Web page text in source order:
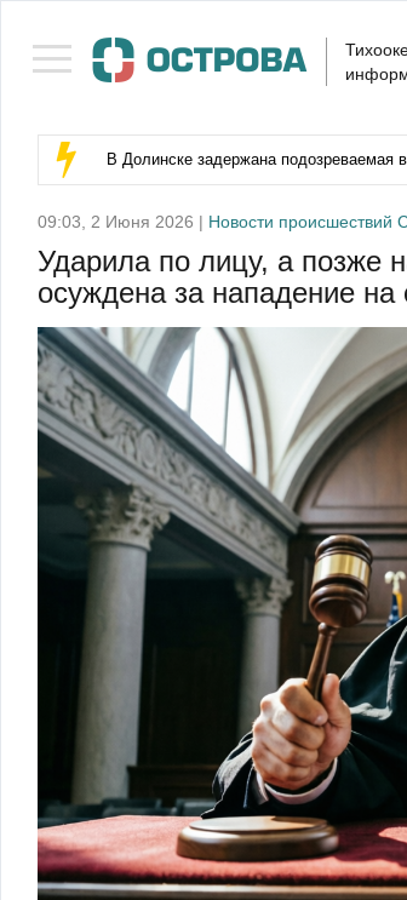
В Долинске задержана подозреваемая
09:03, 2 Июня 2026 | Новости происшествий
Ударила по лицу, а позже
осуждена за нападение на